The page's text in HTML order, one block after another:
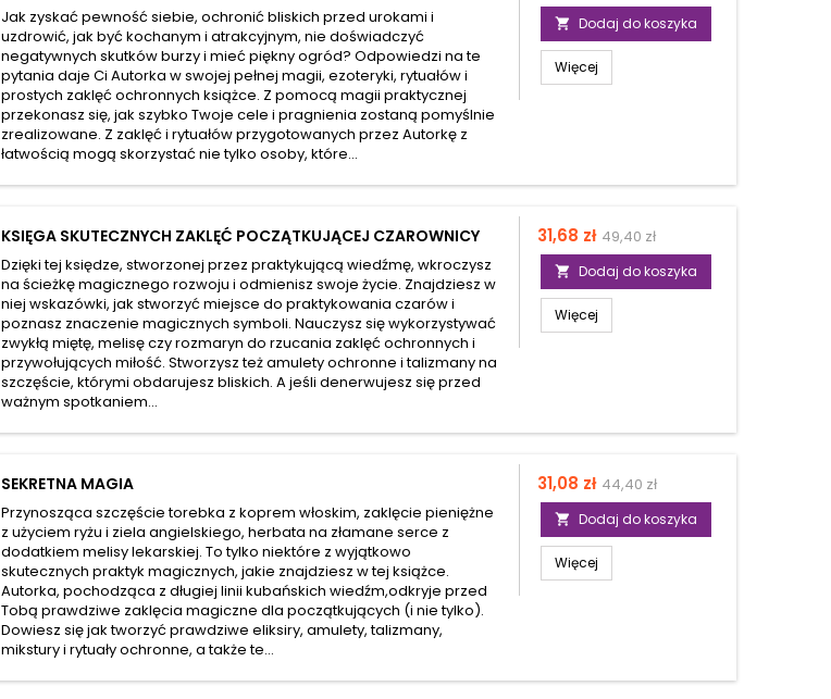
Jak zyskać pewność siebie, ochronić bliskich przed urokami i
uzdrowić, jak być kochanym i atrakcyjnym, nie doświadczyć
negatywnych skutków burzy i mieć piękny ogród? Odpowiedzi na te
pytania daje Ci Autorka w swojej pełnej magii, ezoteryki, rytuałów i
prostych zaklęć ochronnych książce. Z pomocą magii praktycznej
przekonasz się, jak szybko Twoje cele i pragnienia zostaną pomyślnie
zrealizowane. Z zaklęć i rytuałów przygotowanych przez Autorkę z
łatwością mogą skorzystać nie tylko osoby, które...
podstawowa
 Dodaj do koszyka
Więcej
KSIĘGA SKUTECZNYCH ZAKLĘĆ POCZĄTKUJĄCEJ CZAROWNICY
Dzięki tej księdze, stworzonej przez praktykującą wiedźmę, wkroczysz
na ścieżkę magicznego rozwoju i odmienisz swoje życie. Znajdziesz w
niej wskazówki, jak stworzyć miejsce do praktykowania czarów i
poznasz znaczenie magicznych symboli. Nauczysz się wykorzystywać
zwykłą miętę, melisę czy rozmaryn do rzucania zaklęć ochronnych i
przywołujących miłość. Stworzysz też amulety ochronne i talizmany na
szczęście, którymi obdarujesz bliskich. A jeśli denerwujesz się przed
ważnym spotkaniem...
Cena
31,68 zł Cena
podstawowa
49,40 zł
 Dodaj do koszyka
Więcej
SEKRETNA MAGIA
Przynosząca szczęście torebka z koprem włoskim, zaklęcie pieniężne
z użyciem ryżu i ziela angielskiego, herbata na złamane serce z
dodatkiem melisy lekarskiej. To tylko niektóre z wyjątkowo
skutecznych praktyk magicznych, jakie znajdziesz w tej książce.
Autorka, pochodząca z długiej linii kubańskich wiedźm,odkryje przed
Tobą prawdziwe zaklęcia magiczne dla początkujących (i nie tylko).
Dowiesz się jak tworzyć prawdziwe eliksiry, amulety, talizmany,
mikstury i rytuały ochronne, a także te...
Cena
31,08 zł Cena
podstawowa
44,40 zł
 Dodaj do koszyka
Więcej